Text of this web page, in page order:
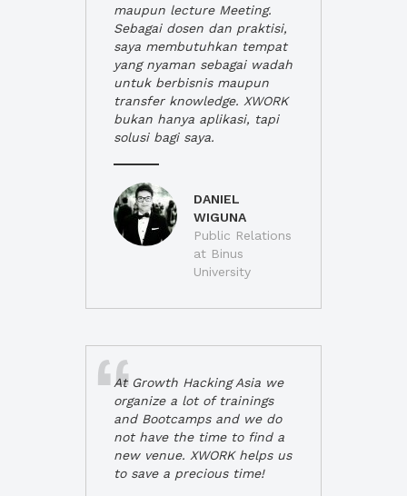
maupun lecture Meeting.
Sebagai dosen dan praktisi,
saya membutuhkan tempat
yang nyaman sebagai wadah
untuk berbisnis maupun
transfer knowledge. XWORK
bukan hanya aplikasi, tapi
solusi bagi saya.
DANIEL
WIGUNA
Public Relations
at Binus
University
At Growth Hacking Asia we
organize a lot of trainings
and Bootcamps and we do
not have the time to find a
new venue. XWORK helps us
to save a precious time!